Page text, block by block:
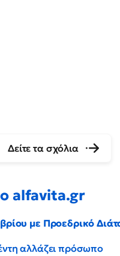
Δείτε τα σχόλια
alfavita.gr
με Προεδρικό
αλλάζει πρόσωπο